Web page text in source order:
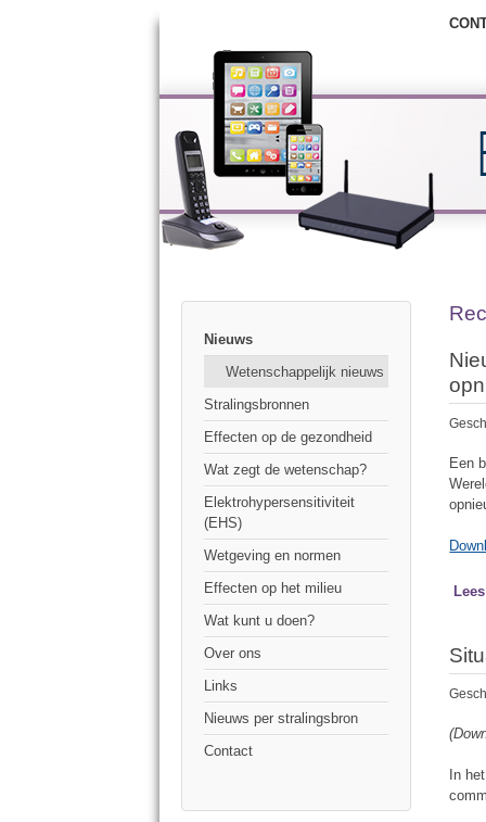
Nieuws
Wetenschappelijk nieuws
Stralingsbronnen
Effecten op de gezondheid
Wat zegt de wetenschap?
Elektrohypersensitiviteit
(EHS)
Wetgeving en normen
Effecten op het milieu
Wat kunt u doen?
Over ons
Links
Nieuws per stralingsbron
Contact
Een
In